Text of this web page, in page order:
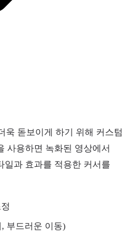
욱 돋보이게 하기 위해 커스텀
사용하면 녹화된 영상에서
일과 효과를 적용한 커서를
부드러운 이동)